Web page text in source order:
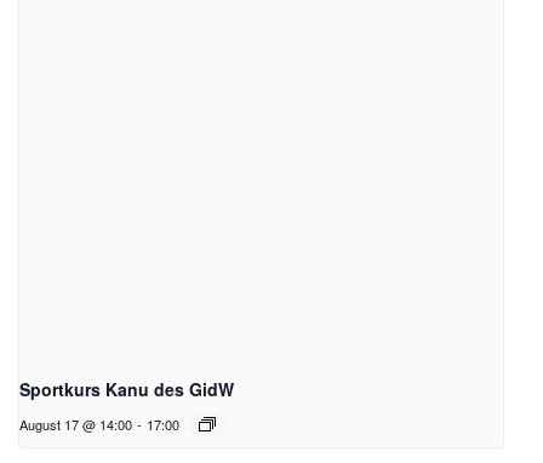
Sportkurs Kanu des GidW
August 17 @ 14:00 - 17:00